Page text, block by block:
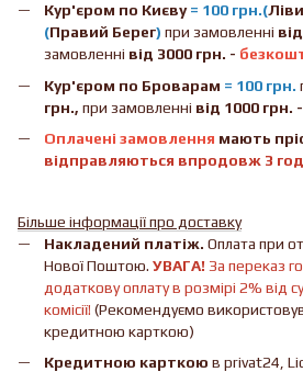
Кур'єром по Києву= 100 грн.(
(Правий Берег) при замовленні
замовленні від 3000 грн. -
Кур'єром по Броварам = 100 грн.
грн., при замовленні від 1000 грн. -
Оплачені замовлення мають
відправляються впродовж 3
Більше інформації про доставку
Накладений платіж. Оплата при
Нової Поштою. УВАГА! За переказ
додаткову оплату в розмірі 2% від
комісії! (Рекомендуємо
кредитною карткою)
Кредитною карткою в privat24,